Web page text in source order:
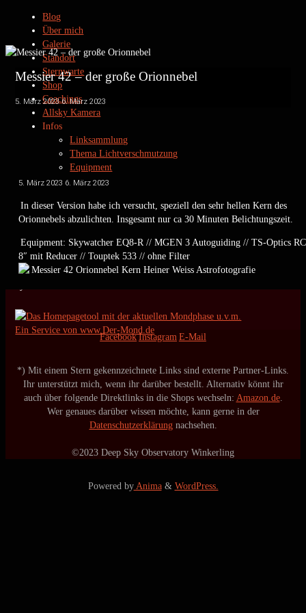
Blog
Über mich
Galerie
Standort
Sternwarte
Shop
Coachings
Allsky Kamera
Infos
Linksammlung
Thema Lichtverschmutzung
Equipment
Datenschutz
Impressum
Privatsternwarte Winkerling
Messier 42 – der große Orionnebel
5. März 20236. März 2023
5. März 2023 6. März 2023
In dieser Version habe ich versucht, speziell den sehr hellen Kern des
Orionnebels abzulichten. Insgesamt nur ca 30 Minuten Belichtungszeit.
Equipment: Skywatcher EQ8-R // MGEN 3 Autoguiding // TS-Optics RC
8″ mit Reducer // Touptek 533 // ohne Filter
Ein Service von www.Der-Mond.de
FacebookInstagramE-Mail
*) Mit einem Stern gekennzeichnete Links sind externe Partner-Links.
Ihr unterstützt mich, wenn ihr darüber bestellt. Alternativ könnt ihr
auch über folgende Direktlinks in die Shops wechseln: Amazon.de.
Wer genaues darüber wissen möchte, kann gerne in der
Datenschutzerklärungnachsehen.
©2023 Deep Sky Observatory Winkerling
Powered byAnima& WordPress.